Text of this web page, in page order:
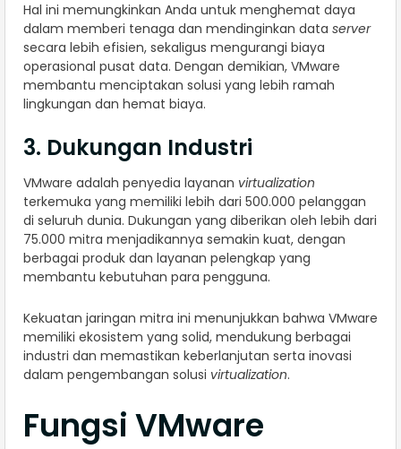
Hal ini memungkinkan Anda untuk menghemat daya
dalam memberi tenaga dan mendinginkan data server
secara lebih efisien, sekaligus mengurangi biaya
operasional pusat data. Dengan demikian, VMware
membantu menciptakan solusi yang lebih ramah
lingkungan dan hemat biaya.
3. Dukungan Industri
VMware adalah penyedia layanan virtualization
terkemuka yang memiliki lebih dari 500.000 pelanggan
di seluruh dunia. Dukungan yang diberikan oleh lebih dari
75.000 mitra menjadikannya semakin kuat, dengan
berbagai produk dan layanan pelengkap yang
membantu kebutuhan para pengguna.
Kekuatan jaringan mitra ini menunjukkan bahwa VMware
memiliki ekosistem yang solid, mendukung berbagai
industri dan memastikan keberlanjutan serta inovasi
dalam pengembangan solusi virtualization.
Fungsi VMware